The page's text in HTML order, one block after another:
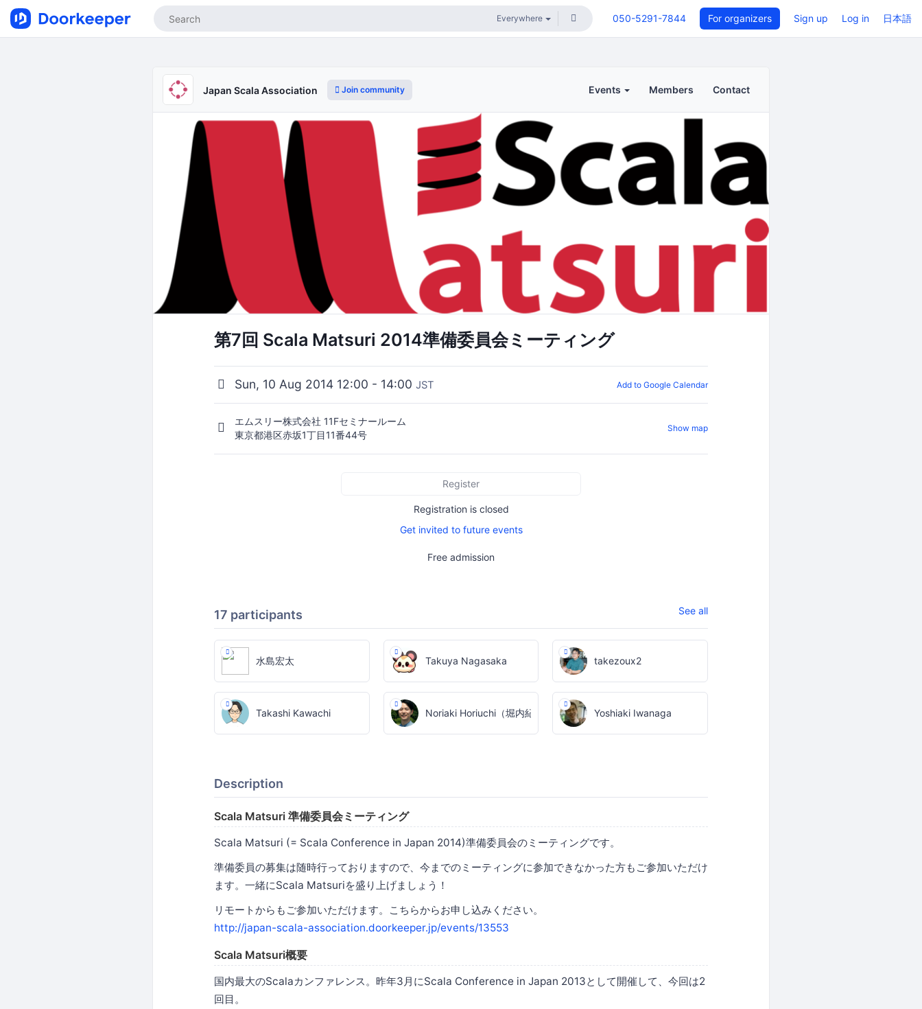
050-5291-7844 For organizers Sign up Log in 日本語
Japan Scala Association Join community Events Members Contact
第7回 Scala Matsuri 2014準備委員会ミーティング
Sun, 10 Aug 2014 12:00 - 14:00 JST Add to Google Calendar
エムスリー株式会社 11Fセミナールーム
東京都港区赤坂1丁目11番44号
Show map
Register
Registration is closed
Get invited to future events
Free admission
17 participants See all
水島宏太 Takuya Nagasaka takezoux2
Takashi Kawachi Noriaki Horiuchi（堀内紀彰） Yoshiaki Iwanaga
Description
Scala Matsuri 準備委員会ミーティング
Scala Matsuri (= Scala Conference in Japan 2014)準備委員会のミーティングです。
準備委員の募集は随時行っておりますので、今までのミーティングに参加できなかった方もご参加いただけ
ます。一緒にScala Matsuriを盛り上げましょう！
リモートからもご参加いただけます。こちらからお申し込みください。
http://japan-scala-association.doorkeeper.jp/events/13553
Scala Matsuri概要
国内最大のScalaカンファレンス。昨年3月にScala Conference in Japan 2013として開催して、今回は2
回目。